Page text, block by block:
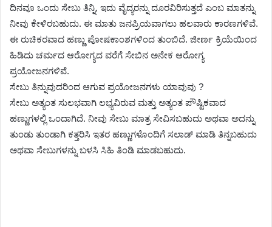
ದಿನವೂ ಒಂದು ಸೇಬು ತಿನ್ನಿ, ಇದು ವೈದ್ಯರನ್ನು ದೂರವಿರಿಸುತ್ತದೆ ಎಂಬ ಮಾತನ್ನು
ನೀವು ಕೇಳಿರಬಹುದು. ಈ ಮಾತು ಜನಪ್ರಿಯವಾಗಲು ಹಲವಾರು ಕಾರಣಗಳಿವೆ.
ಈ ರುಚಿಕರವಾದ ಹಣ್ಣು ಪೋಷಕಾಂಶಗಳಿಂದ ತುಂಬಿದೆ. ಜೀರ್ಣ ಕ್ರಿಯೆಯಿಂದ
ಹಿಡಿದು ಚರ್ಮದ ಆರೋಗ್ಯದ ವರೆಗೆ ಸೇಬಿನ ಅನೇಕ ಆರೋಗ್ಯ
ಪ್ರಯೋಜನಗಳಿವೆ.
ಸೇಬು ತಿನ್ನುವುದರಿಂದ ಆಗುವ ಪ್ರಯೋಜನಗಳು ಯಾವುವು ?
ಸೇಬು ಅತ್ಯಂತ ಸುಲಭವಾಗಿ ಲಭ್ಯವಿರುವ ಮತ್ತು ಅತ್ಯಂತ ಪೌಷ್ಟಿಕವಾದ
ಹಣ್ಣುಗಳಲ್ಲಿ ಒಂದಾಗಿದೆ. ನೀವು ಸೇಬು ಮಾತ್ರ ಸೇವಿಸಬಹುದು ಅಥವಾ ಅದನ್ನು
ತುಂಡು ತುಂಡಾಗಿ ಕತ್ತರಿಸಿ ಇತರ ಹಣ್ಣುಗಳೊಂದಿಗೆ ಸಲಾಡ್ ಮಾಡಿ ತಿನ್ನಬಹುದು
ಅಥವಾ ಸೇಬುಗಳನ್ನು ಬಳಸಿ ಸಿಹಿ ತಿಂಡಿ ಮಾಡಬಹುದು.